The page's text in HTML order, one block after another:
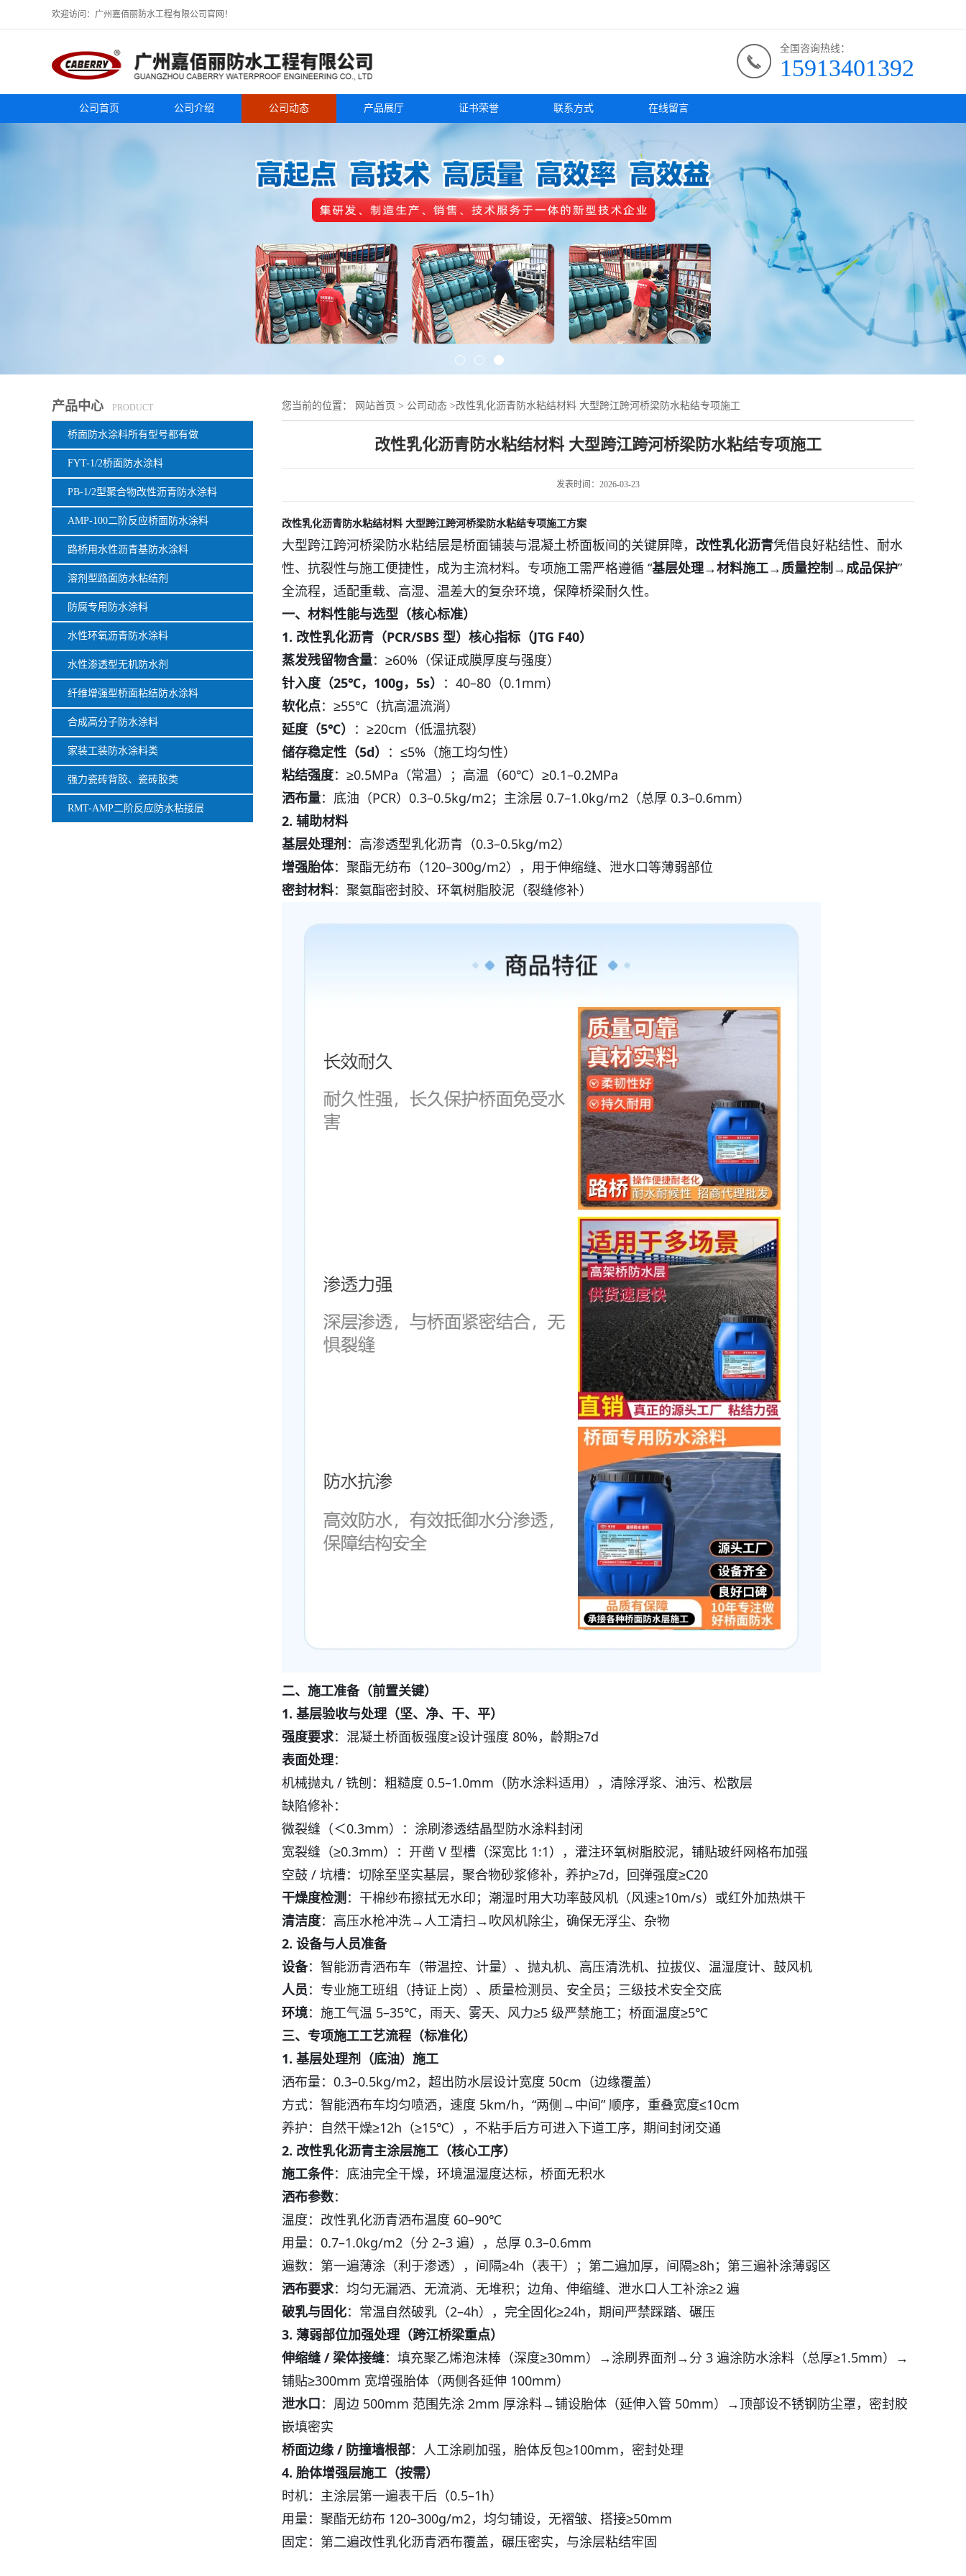
欢迎访问：广州嘉佰丽防水工程有限公司官网！
全国咨询热线：
15913401392
公司首页 公司介绍 公司动态 产品展厅 证书荣誉 联系方式 在线留言
产品中心 PRODUCT
桥面防水涂料所有型号都有做
FYT-1/2桥面防水涂料
PB-1/2型聚合物改性沥青防水涂料
AMP-100二阶反应桥面防水涂料
路桥用水性沥青基防水涂料
溶剂型路面防水粘结剂
防腐专用防水涂料
水性环氧沥青防水涂料
水性渗透型无机防水剂
纤维增强型桥面粘结防水涂料
合成高分子防水涂料
家装工装防水涂料类
强力瓷砖背胶、瓷砖胶类
RMT-AMP二阶反应防水粘接层
您当前的位置： 网站首页 > 公司动态 >改性乳化沥青防水粘结材料 大型跨江跨河桥梁防水粘结专项施工
改性乳化沥青防水粘结材料 大型跨江跨河桥梁防水粘结专项施工
发表时间：2026-03-23
改性乳化沥青防水粘结材料 大型跨江跨河桥梁防水粘结专项施工方案
大型跨江跨河桥梁防水粘结层是桥面铺装与混凝土桥面板间的关键屏障， 改性乳化沥青凭借良好粘结性、耐水
性、抗裂性与施工便捷性，成为主流材料。专项施工需严格遵循 “基层处理→材料施工→质量控制→成品保护”
全流程，适配重载、高湿、温差大的复杂环境，保障桥梁耐久性。
一、材料性能与选型（核心标准）
1. 改性乳化沥青（PCR/SBS 型）核心指标（JTG F40）
蒸发残留物含量：≥60%（保证成膜厚度与强度）
针入度（25℃，100g，5s） ：40–80（0.1mm）
软化点：≥55℃（抗高温流淌）
延度（5℃） ：≥20cm（低温抗裂）
储存稳定性（5d） ：≤5%（施工均匀性）
粘结强度：≥0.5MPa（常温）；高温（60℃）≥0.1–0.2MPa
洒布量：底油（PCR）0.3–0.5kg/m2；主涂层 0.7–1.0kg/m2（总厚 0.3–0.6mm）
2. 辅助材料
基层处理剂 ：高渗透型乳化沥青（0.3–0.5kg/m2）
增强胎体：聚酯无纺布（120–300g/m2），用于伸缩缝、泄水口等薄弱部位
密封材料：聚氨酯密封胶、环氧树脂胶泥（裂缝修补）
二、施工准备（前置关键）
1. 基层验收与处理（坚、净、干、平）
强度要求：混凝土桥面板强度≥设计强度 80%，龄期≥7d
表面处理：
机械抛丸 / 铣刨：粗糙度 0.5–1.0mm（防水涂料适用），清除浮浆、油污、松散层
缺陷修补：
微裂缝（＜0.3mm）：涂刷渗透结晶型防水涂料封闭
宽裂缝（≥0.3mm）：开凿 V 型槽（深宽比 1:1），灌注环氧树脂胶泥，铺贴玻纤网格布加强
空鼓 / 坑槽：切除至坚实基层，聚合物砂浆修补，养护≥7d，回弹强度≥C20
干燥度检测 ：干棉纱布擦拭无水印；潮湿时用大功率鼓风机（风速≥10m/s）或红外加热烘干
清洁度：高压水枪冲洗→人工清扫→吹风机除尘，确保无浮尘、杂物
2. 设备与人员准备
设备：智能沥青洒布车（带温控、计量）、抛丸机、高压清洗机、拉拔仪、温湿度计、鼓风机
人员：专业施工班组（持证上岗）、质量检测员、安全员；三级技术安全交底
环境：施工气温 5–35℃，雨天、雾天、风力≥5 级严禁施工；桥面温度≥5℃
三、专项施工工艺流程（标准化）
1. 基层处理剂（底油）施工
洒布量：0.3–0.5kg/m2，超出防水层设计宽度 50cm（边缘覆盖）
方式：智能洒布车均匀喷洒，速度 5km/h，“两侧→中间” 顺序，重叠宽度≤10cm
养护：自然干燥≥12h（≥15℃），不粘手后方可进入下道工序，期间封闭交通
2. 改性乳化沥青主涂层施工（核心工序）
施工条件：底油完全干燥，环境温湿度达标，桥面无积水
洒布参数：
温度：改性乳化沥青洒布温度 60–90℃
用量：0.7–1.0kg/m2（分 2–3 遍），总厚 0.3–0.6mm
遍数：第一遍薄涂（利于渗透），间隔≥4h（表干）；第二遍加厚，间隔≥8h；第三遍补涂薄弱区
洒布要求：均匀无漏洒、无流淌、无堆积；边角、伸缩缝、泄水口人工补涂≥2 遍
破乳与固化：常温自然破乳（2–4h），完全固化≥24h，期间严禁踩踏、碾压
3. 薄弱部位加强处理（跨江桥梁重点）
伸缩缝 / 梁体接缝：填充聚乙烯泡沫棒（深度≥30mm）→涂刷界面剂→分 3 遍涂防水涂料（总厚≥1.5mm）→
铺贴≥300mm 宽增强胎体（两侧各延伸 100mm）
泄水口：周边 500mm 范围先涂 2mm 厚涂料→铺设胎体（延伸入管 50mm）→顶部设不锈钢防尘罩，密封胶
嵌填密实
桥面边缘 / 防撞墙根部：人工涂刷加强，胎体反包≥100mm，密封处理
4. 胎体增强层施工（按需）
时机：主涂层第一遍表干后（0.5–1h）
用量：聚酯无纺布 120–300g/m2，均匀铺设，无褶皱、搭接≥50mm
固定：第二遍改性乳化沥青洒布覆盖，碾压密实，与涂层粘结牢固